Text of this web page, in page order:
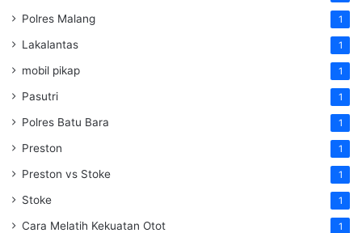
Polres Malang 1
Lakalantas 1
mobil pikap 1
Pasutri 1
Polres Batu Bara 1
Preston 1
Preston vs Stoke 1
Stoke 1
Cara Melatih Kekuatan Otot 1